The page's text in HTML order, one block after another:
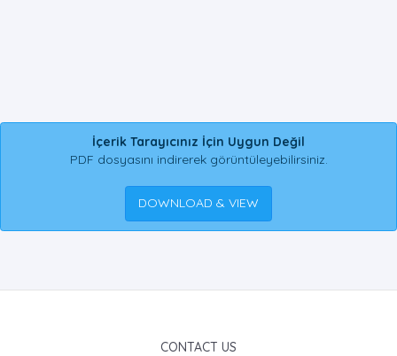
İçerik Tarayıcınız İçin Uygun Değil
PDF dosyasını indirerek görüntüleyebilirsiniz.
DOWNLOAD & VIEW
CONTACT US